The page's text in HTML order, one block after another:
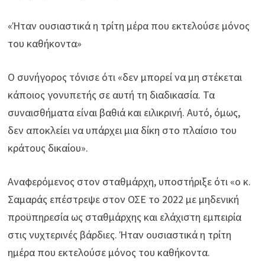
«Ήταν ουσιαστικά η τρίτη μέρα που εκτελούσε μόνος
του καθήκοντα»
Ο συνήγορος τόνισε ότι «δεν μπορεί να μη στέκεται
κάποιος γονυπετής σε αυτή τη διαδικασία. Τα
συναισθήματα είναι βαθιά και ειλικρινή. Αυτό, όμως,
δεν αποκλείει να υπάρχει μια δίκη στο πλαίσιο του
κράτους δικαίου».
Αναφερόμενος στον σταθμάρχη, υποστήριξε ότι «ο κ.
Σαμαράς επέστρεψε στον ΟΣΕ το 2022 με μηδενική
προϋπηρεσία ως σταθμάρχης και ελάχιστη εμπειρία
στις νυχτερινές βάρδιες. Ήταν ουσιαστικά η τρίτη
ημέρα που εκτελούσε μόνος του καθήκοντα.